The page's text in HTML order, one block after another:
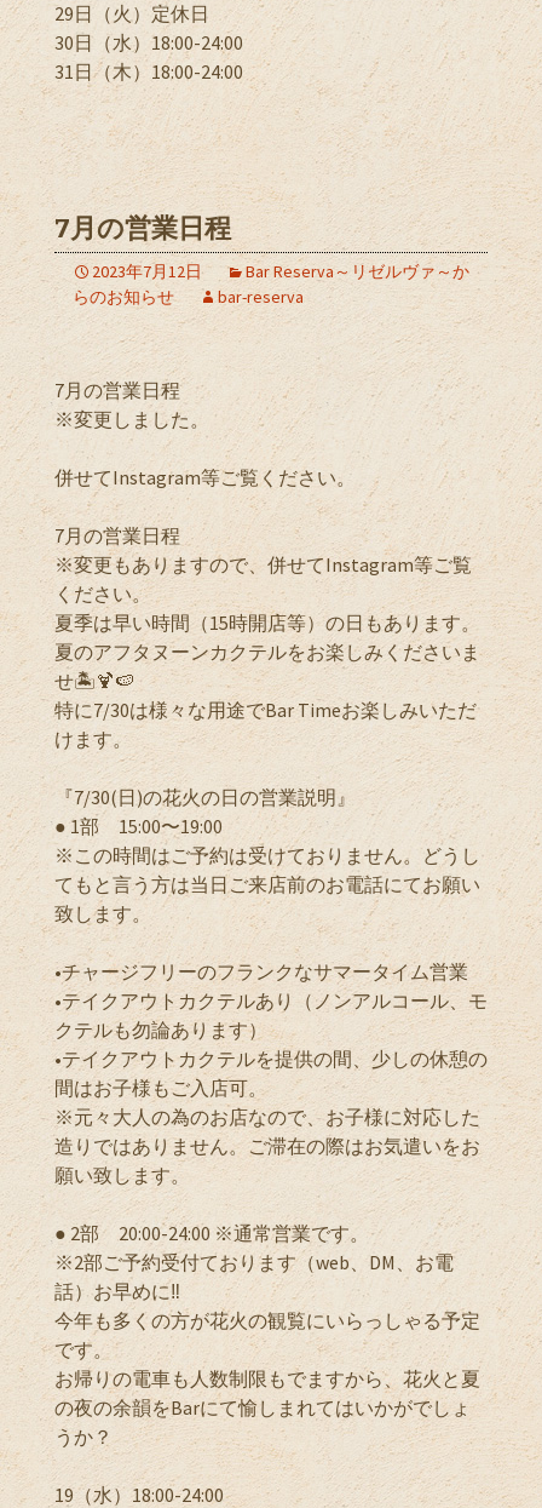
29日（火）定休日
30日（水）18:00-24:00
31日（木）18:00-24:00
7月の営業日程
2023年7月12日
Bar Reserva～リゼルヴァ～か
らのお知らせ
bar-reserva
7月の営業日程
※変更しました。
併せてInstagram等ご覧ください。
7月の営業日程
※変更もありますので、併せてInstagram等ご覧
ください。
夏季は早い時間（15時開店等）の日もあります。
夏のアフタヌーンカクテルをお楽しみくださいま
せ🏝️🍹🍉
特に7/30は様々な用途でBar Timeお楽しみいただ
けます。
『7/30(日)の花火の日の営業説明』
● 1部 15:00〜19:00
※この時間はご予約は受けておりません。どうし
てもと言う方は当日ご来店前のお電話にてお願い
致します。
•チャージフリーのフランクなサマータイム営業
•テイクアウトカクテルあり（ノンアルコール、モ
クテルも勿論あります）
•テイクアウトカクテルを提供の間、少しの休憩の
間はお子様もご入店可。
※元々大人の為のお店なので、お子様に対応した
造りではありません。ご滞在の際はお気遣いをお
願い致します。
● 2部 20:00-24:00 ※通常営業です。
※2部ご予約受付ております（web、DM、お電
話）お早めに‼️
今年も多くの方が花火の観覧にいらっしゃる予定
です。
お帰りの電車も人数制限もでますから、花火と夏
の夜の余韻をBarにて愉しまれてはいかがでしょ
うか？
19（水）18:00-24:00